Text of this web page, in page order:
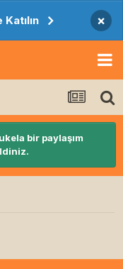
×
bir paylaşım